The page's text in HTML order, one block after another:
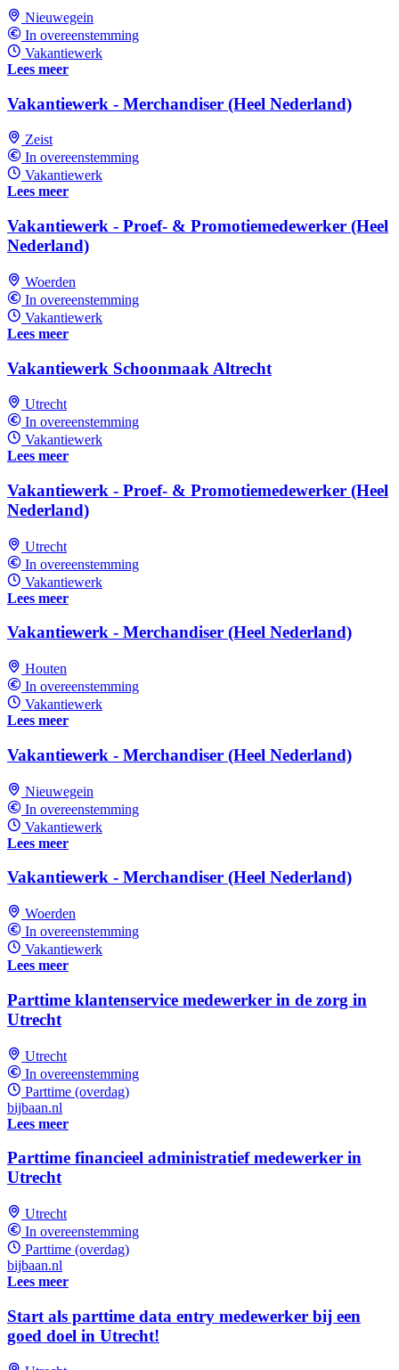
Nieuwegein
In overeenstemming
Vakantiewerk
Lees meer
Vakantiewerk - Merchandiser (Heel Nederland)
Zeist
In overeenstemming
Vakantiewerk
Lees meer
Vakantiewerk - Proef- & Promotiemedewerker (Heel
Nederland)
Woerden
In overeenstemming
Vakantiewerk
Lees meer
Vakantiewerk Schoonmaak Altrecht
Utrecht
In overeenstemming
Vakantiewerk
Lees meer
Vakantiewerk - Proef- & Promotiemedewerker (Heel
Nederland)
Utrecht
In overeenstemming
Vakantiewerk
Lees meer
Vakantiewerk - Merchandiser (Heel Nederland)
Houten
In overeenstemming
Vakantiewerk
Lees meer
Vakantiewerk - Merchandiser (Heel Nederland)
Nieuwegein
In overeenstemming
Vakantiewerk
Lees meer
Vakantiewerk - Merchandiser (Heel Nederland)
Woerden
In overeenstemming
Vakantiewerk
Lees meer
Parttime klantenservice medewerker in de zorg in
Utrecht
Utrecht
In overeenstemming
Parttime (overdag)
bijbaan.nl
Lees meer
Parttime financieel administratief medewerker in
Utrecht
Utrecht
In overeenstemming
Parttime (overdag)
bijbaan.nl
Lees meer
Start als parttime data entry medewerker bij een
goed doel in Utrecht!